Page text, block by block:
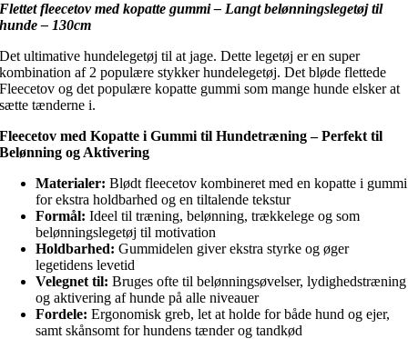
Flettet fleecetov med kopatte gummi – Langt belønningslegetøj til
hunde – 130cm
Det ultimative hundelegetøj til at jage. Dette legetøj er en super
kombination af 2 populære stykker hundelegetøj. Det bløde flettede
Fleecetov og det populære kopatte gummi som mange hunde elsker at
sætte tænderne i.
Fleecetov med Kopatte i Gummi til Hundetræning – Perfekt til
Belønning og Aktivering
Materialer: Blødt fleecetov kombineret med en kopatte i gummi
for ekstra holdbarhed og en tiltalende tekstur
Formål: Ideel til træning, belønning, trækkelege og som
belønningslegetøj til motivation
Holdbarhed: Gummidelen giver ekstra styrke og øger
legetidens levetid
Velegnet til: Bruges ofte til belønningsøvelser, lydighedstræning
og aktivering af hunde på alle niveauer
Fordele: Ergonomisk greb, let at holde for både hund og ejer,
samt skånsomt for hundens tænder og tandkød